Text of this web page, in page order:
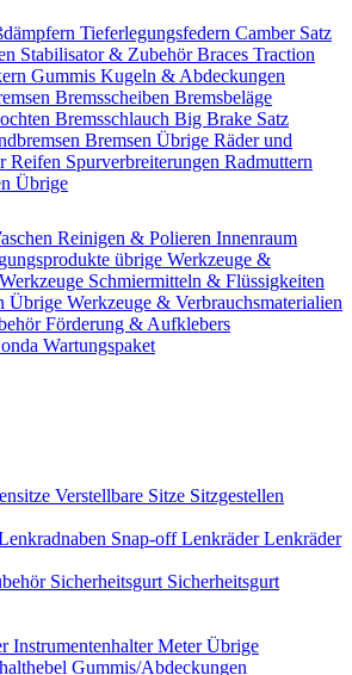
Tieferlegungsfedern Camber Satz
Stabilisator & ZubehörBraces Traction
Gummis Kugeln & Abdeckungen
Bremsscheiben Bremsbeläge
Bremsschlauch Big Brake Satz
Bremsen Übrige Räder und
Reifen Spurverbreiterungen Radmuttern
Übrige
Reinigen & Polieren Innenraum
übrige Werkzeuge &
Werkzeuge Schmiermitteln & Flüssigkeiten
Übrige Werkzeuge & Verbrauchsmaterialien
Förderung & Aufklebers
Wartungspaket
Verstellbare Sitze Sitzgestellen
Snap-offLenkräderLenkräder
Sicherheitsgurt Sicherheitsgurt
InstrumentenhalterMeter Übrige
Gummis/Abdeckungen